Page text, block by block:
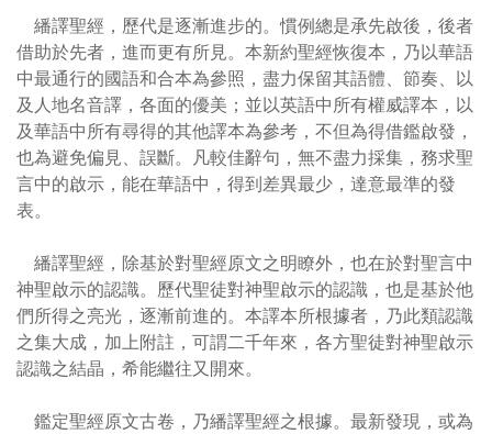
繙譯聖經，歷代是逐漸進步的。慣例總是承先啟後，後者
借助於先者，進而更有所見。本新約聖經恢復本，乃以華語
中最通行的國語和合本為參照，盡力保留其語體、節奏、以
及人地名音譯，各面的優美；並以英語中所有權威譯本，以
及華語中所有尋得的其他譯本為參考，不但為得借鑑啟發，
也為避免偏見、誤斷。凡較佳辭句，無不盡力採集，務求聖
言中的啟示，能在華語中，得到差異最少，達意最準的發
表。
繙譯聖經，除基於對聖經原文之明瞭外，也在於對聖言中
神聖啟示的認識。歷代聖徒對神聖啟示的認識，也是基於他
們所得之亮光，逐漸前進的。本譯本所根據者，乃此類認識
之集大成，加上附註，可謂二千年來，各方聖徒對神聖啟示
認識之結晶，希能繼往又開來。
鑑定聖經原文古卷，乃繙譯聖經之根據。最新發現，或為